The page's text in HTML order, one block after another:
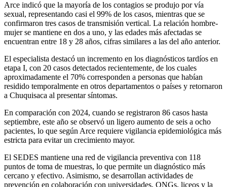
Arce indicó que la mayoría de los contagios se produjo por vía
sexual, representando casi el 99% de los casos, mientras que se
confirmaron tres casos de transmisión vertical. La relación hombre-
mujer se mantiene en dos a uno, y las edades más afectadas se
encuentran entre 18 y 28 años, cifras similares a las del año anterior.
El especialista destacó un incremento en los diagnósticos tardíos en
etapa I, con 20 casos detectados recientemente, de los cuales
aproximadamente el 70% corresponden a personas que habían
residido temporalmente en otros departamentos o países y retornaron
a Chuquisaca al presentar síntomas.
En comparación con 2024, cuando se registraron 86 casos hasta
septiembre, este año se observó un ligero aumento de seis a ocho
pacientes, lo que según Arce requiere vigilancia epidemiológica más
estricta para evitar un crecimiento mayor.
El SEDES mantiene una red de vigilancia preventiva con 118
puntos de toma de muestras, lo que permite un diagnóstico más
cercano y efectivo. Asimismo, se desarrollan actividades de
prevención en colaboración con universidades, ONGs, liceos y la